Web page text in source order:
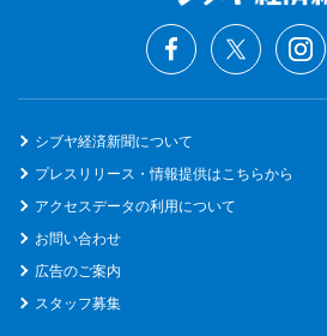
シブヤ経済新聞について
プレスリリース・情報提供はこちらから
アクセスデータの利用について
お問い合わせ
広告のご案内
スタッフ募集